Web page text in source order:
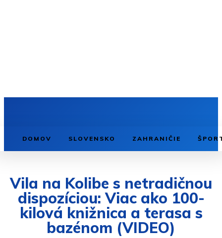
DOMOV SLOVENSKO ZAHRANIČIE
Vila na Kolibe s netradičnou
dispozíciou: Viac ako 100-
kilová knižnica a terasa s
bazénom (VIDEO)